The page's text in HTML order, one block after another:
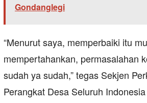
Gondanglegi
“Menurut saya, memperbaiki itu
mempertahankan, permasalahan
sudah ya sudah,” tegas Sekjen
Perangkat Desa Seluruh